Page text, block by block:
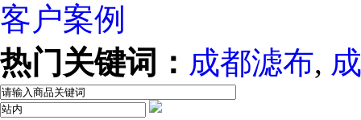
客户案例
热门关键词： 成都滤布,